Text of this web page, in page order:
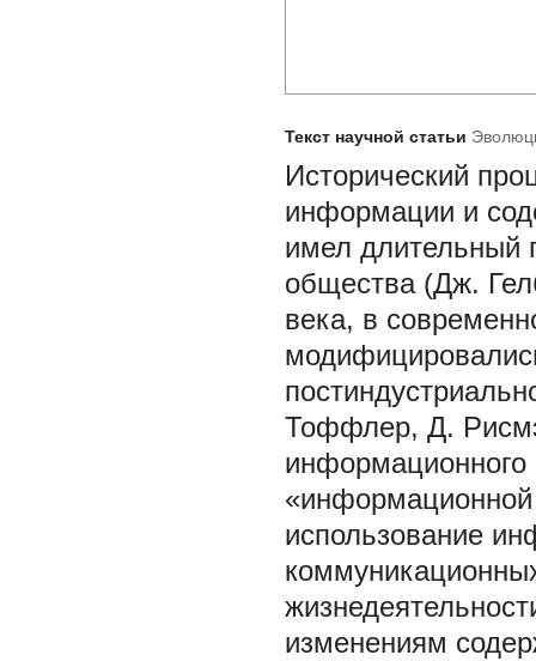
Текст научной статьи
Исторический
информации и
имел длительный
общества (Дж.
века, в
Тоффлер, Д.
«информационной
использование
изменениям